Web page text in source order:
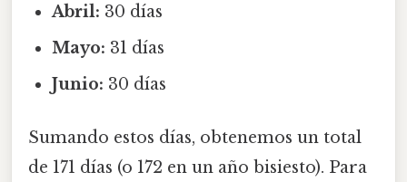
Abril: 30 días
Mayo: 31 días
Junio: 30 días
Sumando estos días, obtenemos un total
de 171 días (o 172 en un año bisiesto). Para